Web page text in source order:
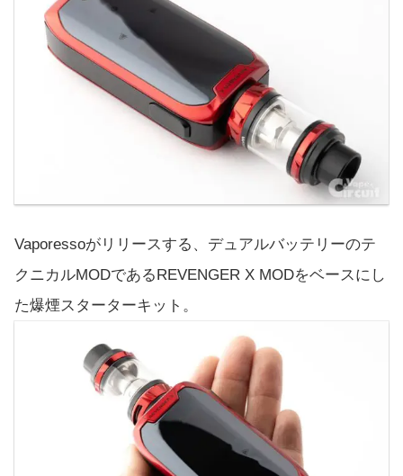
Vaporessoがリリースする、デュアルバッテリーのテ
クニカルMODであるREVENGER X MODをベースにし
た爆煙スターターキット。